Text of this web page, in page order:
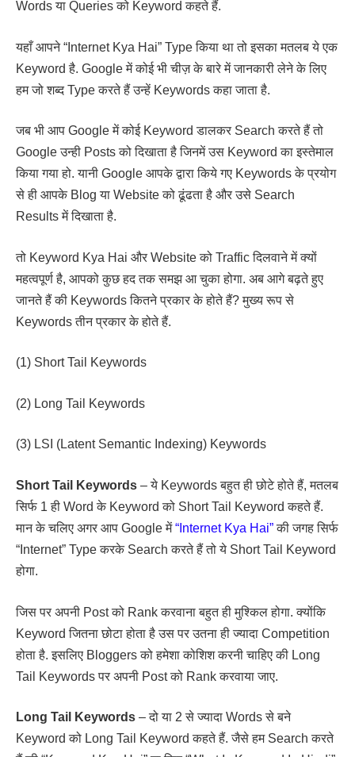
Words या Queries को Keyword कहते हैं.
यहाँ आपने “Internet Kya Hai” Type किया था तो इसका मतलब ये एक
Keyword है. Google में कोई भी चीज़ के बारे में जानकारी लेने के लिए
हम जो शब्द Type करते हैं उन्हें Keywords कहा जाता है.
जब भी आप Google में कोई Keyword डालकर Search करते हैं तो
Google उन्ही Posts को दिखाता है जिनमें उस Keyword का इस्तेमाल
किया गया हो. यानी Google आपके द्वारा किये गए Keywords के प्रयोग
से ही आपके Blog या Website को ढूंढता है और उसे Search
Results में दिखाता है.
तो Keyword Kya Hai और Website को Traffic दिलवाने में क्यों
महत्वपूर्ण है, आपको कुछ हद तक समझ आ चुका होगा. अब आगे बढ़ते हुए
जानते हैं की Keywords कितने प्रकार के होते हैं? मुख्य रूप से
Keywords तीन प्रकार के होते हैं.
(1) Short Tail Keywords
(2) Long Tail Keywords
(3) LSI (Latent Semantic Indexing) Keywords
Short Tail Keywords – ये Keywords बहुत ही छोटे होते हैं, मतलब
सिर्फ 1 ही Word के Keyword को Short Tail Keyword कहते हैं.
मान के चलिए अगर आप Google में“Internet Kya Hai”की जगह सिर्फ
“Internet” Type करके Search करते हैं तो ये Short Tail Keyword
होगा.
जिस पर अपनी Post को Rank करवाना बहुत ही मुश्किल होगा. क्योंकि
Keyword जितना छोटा होता है उस पर उतना ही ज्यादा Competition
होता है. इसलिए Bloggers को हमेशा कोशिश करनी चाहिए की Long
Tail Keywords पर अपनी Post को Rank करवाया जाए.
Long Tail Keywords – दो या 2 से ज्यादा Words से बने
Keyword को Long Tail Keyword कहते हैं. जैसे हम Search करते